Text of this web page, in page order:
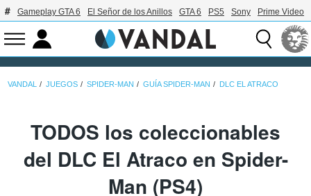
Gameplay GTA 6 El Señor de los Anillos GTA 6 PS5 Sony Prime Video
VANDAL JUEGOS SPIDER-MAN GUÍA SPIDER-MAN DLC EL ATRACO
TODOS los coleccionables
del DLC El Atraco en Spider-
Man (PS4)